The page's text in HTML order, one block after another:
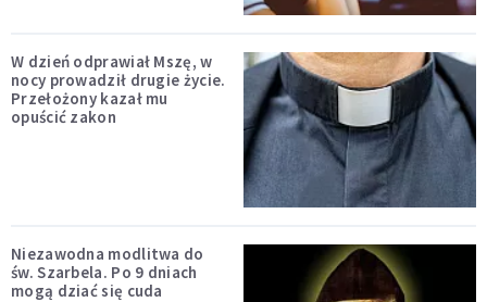
W dzień odprawiał Mszę, w
nocy prowadził drugie życie.
Przełożony kazał mu
opuścić zakon
Niezawodna modlitwa do
św. Szarbela. Po 9 dniach
mogą dziać się cuda